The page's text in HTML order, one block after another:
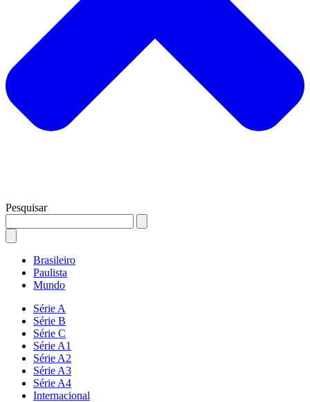
Pesquisar
Brasileiro
Paulista
Mundo
Série A
Série B
Série C
Série A1
Série A2
Série A3
Série A4
Internacional